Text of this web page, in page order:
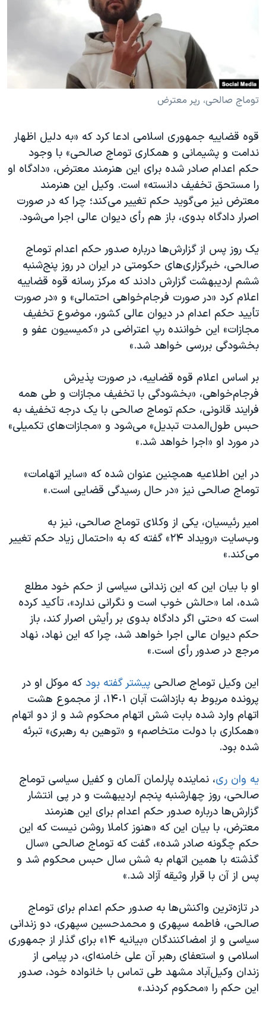
حقوق شهروندی
علم و فناوری
اسرائیل در جنگ
آرشیو پخش زنده
انتخابات ریاست جمهوری آمریکا ۲۰۲۴
حمله جمهوری اسلامی به اسرائیل
رمز مهسا
ورزش زنان در ایران
مجموعه مستندهای دادخواهی
تریبونال مردمی آبان ۹۸
دادگاه حمید نوری
چهل سال گروگان‌گیری
قانون شفافیت دارائی کادر رهبری ایران
اعتراضات مردمی آبان ۹۸
اسرائیل در جنگ
نرگس محمدی برنده جایزه نوبل صلح
همایش محافظه‌کاران آمریکا «سی‌پک»
صفحه‌های ویژه
سفر پرزیدنت ترامپ به چین
زبانهای مختلف
توماج صالحی، رپر معترض
قوه قضاییه جمهوری اسلامی ادعا کرد که «به دلیل اظهار
ندامت و پشیمانی و همکاری توماج صالحی» با وجود
حکم اعدام صادر شده برای این هنرمند معترض، «دادگاه او
را مستحق تخفیف دانسته» است. وکیل این هنرمند
معترض نیز می‌گوید حکم تغییر می‌کند؛ چرا که در صورت
اصرار دادگاه بدوی، باز هم رأی دیوان عالی اجرا می‌شود.
یک روز پس از گزارش‌ها درباره صدور حکم اعدام توماج
صالحی، خبرگزاری‌های حکومتی در ایران در روز پنج‌شنبه
ششم اردیبهشت گزارش دادند که مرکز رسانه قوه قضاییه
اعلام کرد «در صورت فرجام‌خواهی احتمالی» و «در صورت
تأیید حکم اعدام در دیوان عالی کشور، موضوع تخفیف
مجازات» این خواننده رپ اعتراضی در «کمیسیون عفو و
بخشودگی بررسی خواهد شد.»
بر اساس اعلام قوه قضاییه، در صورت پذیرش
فرجام‌خواهی، «بخشودگی با تخفیف مجازات و طی همه
فرایند قانونی، حکم توماج صالحی با یک درجه تخفیف به
حبس طول‌المدت تبدیل» می‌شود و «مجازات‌های تکمیلی»
در مورد او «اجرا خواهد شد.»
در این اطلاعیه همچنین عنوان شده که «سایر اتهامات»
توماج صالحی نیز «در حال رسیدگی قضایی است.»
امیر رئیسیان، یکی از وکلای توماج صالحی، نیز به
وب‌سایت «رویداد ۲۴» گفته که به «احتمال زیاد حکم تغییر
می‌کند.»
او با بیان این که این زندانی سیاسی از حکم خود مطلع
شده، اما «حالش خوب است و نگرانی ندارد»، تأکید کرده
است که «حتی اگر دادگاه بدوی بر رأیش اصرار کند، باز
حکم دیوان عالی اجرا خواهد شد، چرا که این نهاد، نهاد
مرجع در صدور رأی است.»
این وکیل توماج صالحی پیشتر گفته بودکه موکل او در
پرونده مربوط به بازداشت آبان ١۴٠١، از مجموع هشت
اتهام وارد شده بابت شش اتهام محکوم شد و از دو اتهام
«همکاری با دولت متخاصم» و «توهین به رهبری» تبرئه
شده بود.
یه وان ری، نماینده پارلمان آلمان و کفیل سیاسی توماج
صالحی، روز چهارشنبه پنجم اردیبهشت و در پی انتشار
گزارش‌ها درباره صدور حکم اعدام برای این هنرمند
معترض، با بیان این که «هنوز کاملا روشن نیست که این
حکم چگونه صادر شده»، گفت که توماج صالحی «سال
گذشته با همین اتهام به شش سال حبس محکوم شد و
پس از آن با قرار وثیقه آزاد شد.»
در تازه‌ترین واکنش‌ها به صدور حکم اعدام برای توماج
صالحی، فاطمه سپهری و محمدحسین سپهری، دو زندانی
سیاسی و از امضاکنندگان «بیانیه ۱۴» برای گذار از جمهوری
اسلامی و استعفای رهبر آن علی خامنه‌ای، در پیامی از
زندان وکیل‌آباد مشهد طی تماس با خانواده خود، صدور
این حکم را «محکوم کردند.»